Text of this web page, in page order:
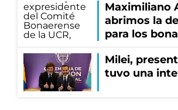
Maximiliano
abrimos la
para los
Milei,
tuvo una